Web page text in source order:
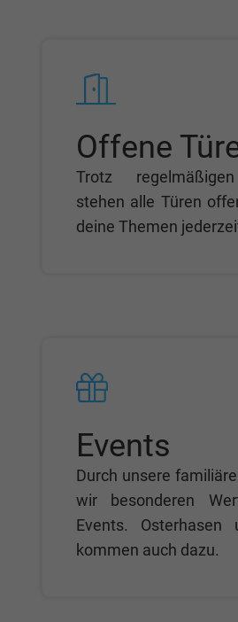
Offene
Trotz
stehen alle Türen
deine Themen
Events
Durch unsere
wir besonderen
Events. Osterhasen
kommen auch dazu.